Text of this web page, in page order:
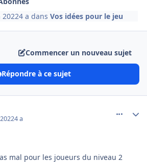
20224 a dansVos idées pour le jeu
Commencer un nouveau sujet
Répondre à ce sujet
4 a
mal pour les joueurs du niveau 2